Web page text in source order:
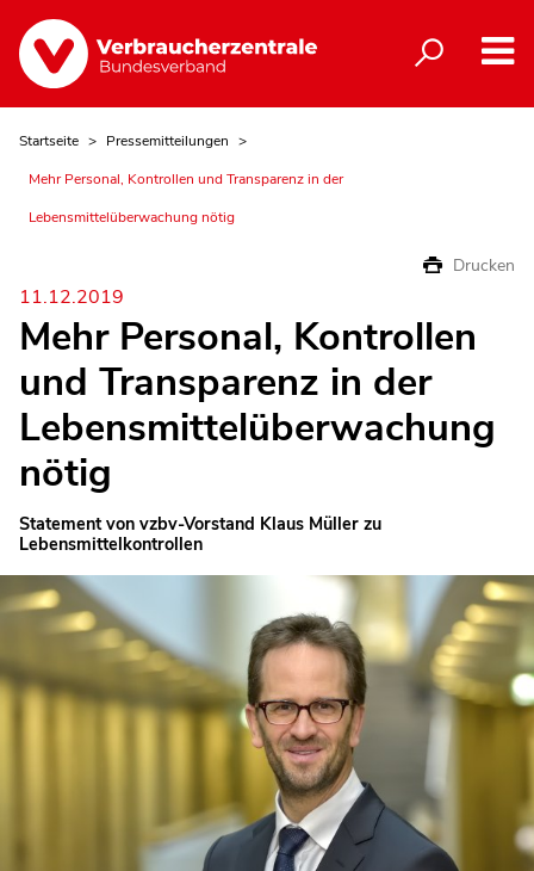
Startseite
Pressemitteilungen
Mehr Personal, Kontrollen und Transparenz in der
Lebensmittelüberwachung nötig
Drucken
11.12.2019
Mehr Personal, Kontrollen
und Transparenz in der
Lebensmittelüberwachung
nötig
Statement von vzbv-Vorstand Klaus Müller zu
Lebensmittelkontrollen